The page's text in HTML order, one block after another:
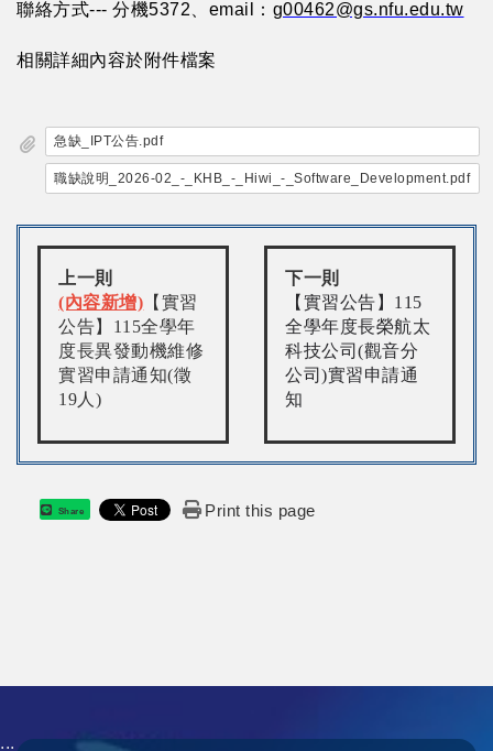
聯絡方式--- 分機5372、email： g00462@gs.nfu.edu.tw
相關詳細內容於附件檔案
急缺_IPT公告.pdf
職缺說明_2026-02_-_KHB_-_Hiwi_-_Software_Development.pdf
上一則
(內容新增) 【實習
公告】115全學年
度長異發動機維修
實習申請通知(徵
19人)
下一則
【實習公告】115
全學年度長榮航太
科技公司(觀音分
公司)實習申請通
知
Share Print this page